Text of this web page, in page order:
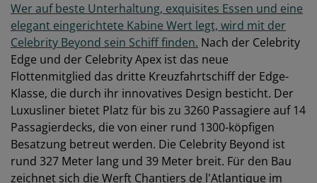
Wer auf beste Unterhaltung, exquisites Essen und eine
elegant eingerichtete Kabine Wert legt, wird mit der
Celebrity Beyond sein Schiff finden. Nach der Celebrity
Edge und der Celebrity Apex ist das neue
Flottenmitglied das dritte Kreuzfahrtschiff der Edge-
Klasse, die durch ihr innovatives Design besticht. Der
Luxusliner bietet Platz für bis zu 3260 Passagiere auf 14
Passagierdecks, die von einer rund 1300-köpfigen
Besatzung betreut werden. Die Celebrity Beyond ist
rund 327 Meter lang und 39 Meter breit. Für den Bau
zeichnet sich die Werft Chantiers de l'Atlantique im